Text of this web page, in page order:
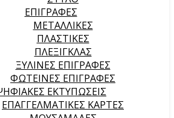
ΕΠΙΓΡΑΦΕΣ
ΜΕΤΑΛΛΙΚΕΣ
ΠΛΑΣΤΙΚΕΣ
ΠΛΕΞΙΓΚΛΑΣ
ΞΥΛΙΝΕΣ ΕΠΙΓΡΑΦΕΣ
ΦΩΤΕΙΝΕΣ ΕΠΙΓΡΑΦΕΣ
ΕΚΤΥΠΩΣΕΙΣ
ΕΠΑΓΓΕΛΜΑΤΙΚΕΣ ΚΑΡΤΕΣ